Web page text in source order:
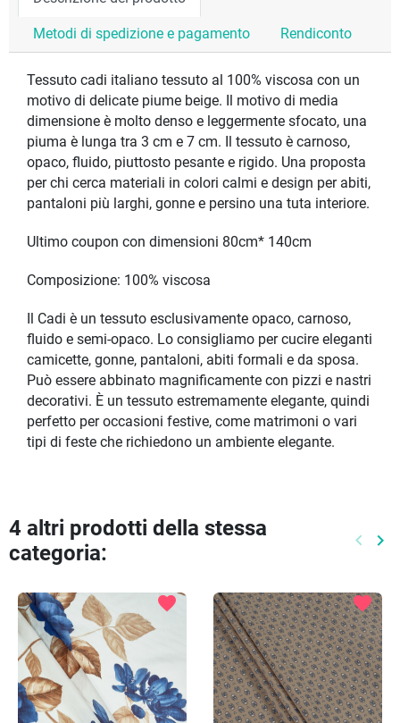
Metodi di spedizione e pagamento Rendiconto
Tessuto cadi italiano tessuto al 100% viscosa con un
motivo di delicate piume beige. Il motivo di media
dimensione è molto denso e leggermente sfocato, una
piuma è lunga tra 3 cm e 7 cm. Il tessuto è carnoso,
opaco, fluido, piuttosto pesante e rigido. Una proposta
per chi cerca materiali in colori calmi e design per abiti,
pantaloni più larghi, gonne e persino una tuta interiore.
Ultimo coupon con dimensioni 80cm* 140cm
Composizione: 100% viscosa
Il Cadi è un tessuto esclusivamente opaco, carnoso,
fluido e semi-opaco. Lo consigliamo per cucire eleganti
camicette, gonne, pantaloni, abiti formali e da sposa.
Può essere abbinato magnificamente con pizzi e nastri
decorativi. È un tessuto estremamente elegante, quindi
perfetto per occasioni festive, come matrimoni o vari
tipi di feste che richiedono un ambiente elegante.
4 altri prodotti della stessa
categoria:
keyboard_arrow_left keyboard_arrow_right
favorite favorite